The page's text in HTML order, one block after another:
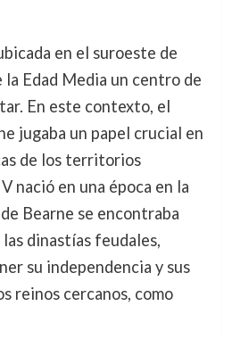
en el suroeste de
Edad Media un centro de
En este contexto, el
jugaba un papel crucial en
de los territorios
nació en una época en la
Bearne se encontraba
dinastías feudales,
su independencia y sus
reinos cercanos, como